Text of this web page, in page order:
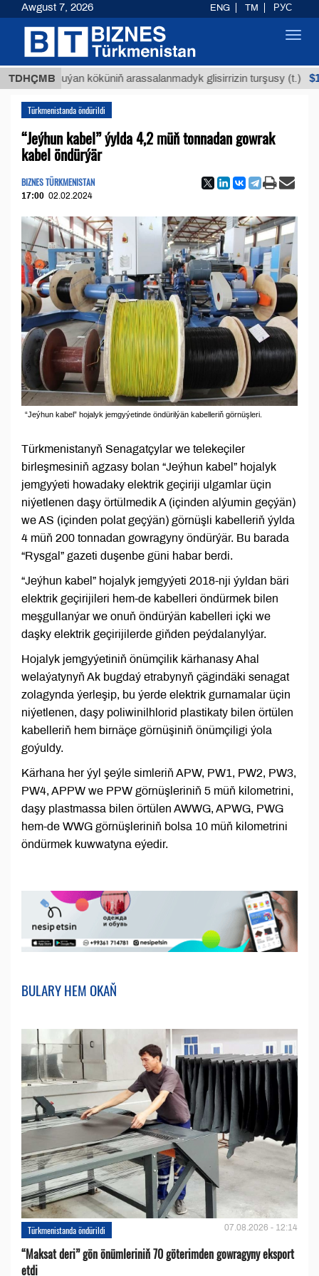
TDHÇMB
Buýan köküniň arassalanmadyk glisirrizin turşusy (t.)
Türkmenistanda öndürildi
“Jeýhun kabel” ýylda 4,2 müň tonnadan gowrak
kabel öndürýär
BIZNES TÜRKMENISTAN
17:00 02.02.2024
“Jeýhun kabel” hojalyk jemgyýetinde öndürilýän kabelleriň görnüşleri.
Türkmenistanyň Senagatçylar we telekeçiler
birleşmesiniň agzasy bolan “Jeýhun kabel” hojalyk
jemgyýeti howadaky elektrik geçiriji ulgamlar üçin
niýetlenen daşy örtülmedik A (içinden alýumin geçýän)
we AS (içinden polat geçýän) görnüşli kabelleriň ýylda
4 müň 200 tonnadan gowragyny öndürýär. Bu barada
“Rysgal” gazeti duşenbe güni habar berdi.
“Jeýhun kabel” hojalyk jemgyýeti 2018-nji ýyldan bäri
elektrik geçirijileri hem-de kabelleri öndürmek bilen
meşgullanýar we onuň öndürýän kabelleri içki we
daşky elektrik geçirijilerde giňden peýdalanylýar.
Hojalyk jemgyýetiniň önümçilik kärhanasy Ahal
welaýatynyň Ak bugdaý etrabynyň çägindäki senagat
zolagynda ýerleşip, bu ýerde elektrik gurnamalar üçin
niýetlenen, daşy poliwinilhlorid plastikaty bilen örtülen
kabelleriň hem birnäçe görnüşiniň önümçiligi ýola
goýuldy.
Kärhana her ýyl şeýle simleriň APW, PW1, PW2, PW3,
PW4, APPW we PPW görnüşleriniň 5 müň kilometrini,
daşy plastmassa bilen örtülen AWWG, APWG, PWG
hem-de WWG görnüşleriniň bolsa 10 müň kilometrini
öndürmek kuwwatyna eýedir.
BULARY HEM OKAŇ
Türkmenistanda öndürildi 07.08.2026 - 12:14
“Maksat deri” gön önümleriniň 70 göterimden gowragyny eksport
etdi
Awgust 7, 2026 ENG TM РУС